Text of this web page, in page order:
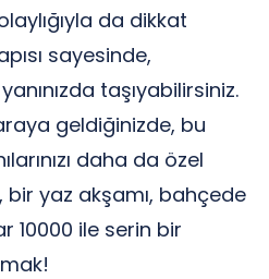
da dikkat
sayesinde,
taşıyabilirsiniz.
geldiğinizde, bu
daha da özel
bir yaz akşamı, bahçede
10000 ile serin bir